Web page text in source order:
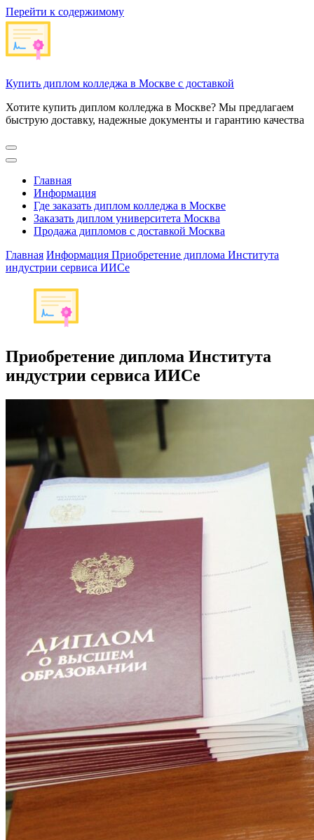
Перейти к содержимому
Купить диплом колледжа в Москве с доставкой
Хотите купить диплом колледжа в Москве? Мы предлагаем
быструю доставку, надежные документы и гарантию качества
Главная
Информация
Где заказать диплом колледжа в Москве
Заказать диплом университета Москва
Продажа дипломов с доставкой Москва
Главная Информация Приобретение диплома Института
индустрии сервиса ИИСе
Приобретение диплома Института
индустрии сервиса ИИСе